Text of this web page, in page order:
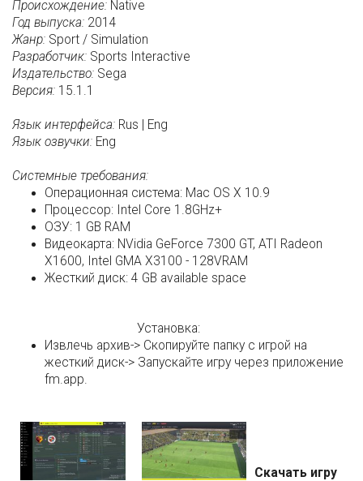
Происхождение: Native
Год выпуска: 2014
Жанр: Sport / Simulation
Разработчик: Sports Interactive
Издательство: Sega
Версия: 15.1.1
Язык интерфейса: Rus | Eng
Язык озвучки: Eng
Системные требования:
Операционная система: Mac OS X 10.9
Процессор: Intel Core 1.8GHz+
ОЗУ: 1 GB RAM
Видеокарта: NVidia GeForce 7300 GT, ATI Radeon
X1600, Intel GMA X3100 - 128VRAM
Жесткий диск: 4 GB available space
Установка:
Извлечь архив-> Скопируйте папку с игрой на
жесткий диск-> Запускайте игру через приложение
fm.app.
Скачать игру